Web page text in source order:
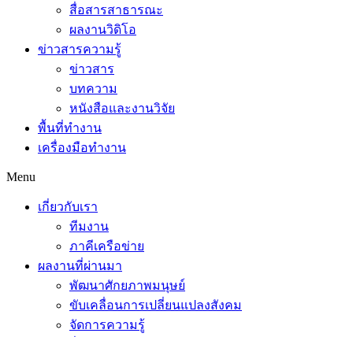
สื่อสารสาธารณะ
ผลงานวิดิโอ
ข่าวสารความรู้
ข่าวสาร
บทความ
หนังสือและงานวิจัย
พื้นที่ทำงาน
เครื่องมือทำงาน
Menu
เกี่ยวกับเรา
ทีมงาน
ภาคีเครือข่าย
ผลงานที่ผ่านมา
พัฒนาศักยภาพมนุษย์
ขับเคลื่อนการเปลี่ยนแปลงสังคม
จัดการความรู้